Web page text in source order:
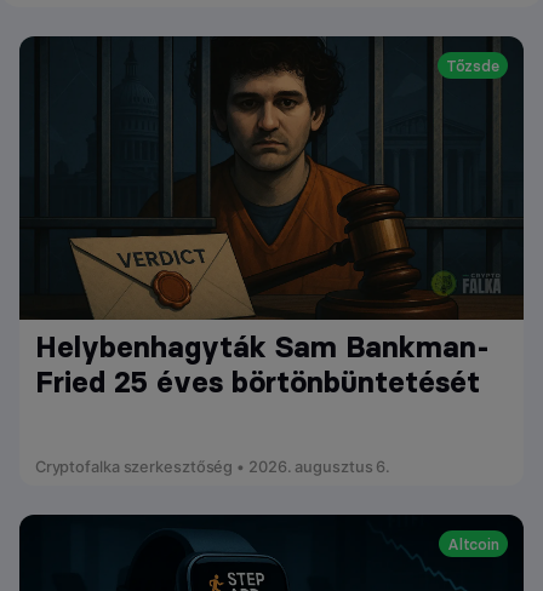
Tőzsde
Helybenhagyták Sam Bankman-
Fried 25 éves börtönbüntetését
Cryptofalka szerkesztőség • 2026. augusztus 6.
Altcoin